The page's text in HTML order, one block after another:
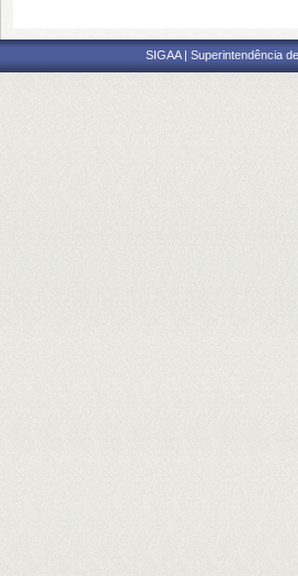
SIGAA | Superintendência